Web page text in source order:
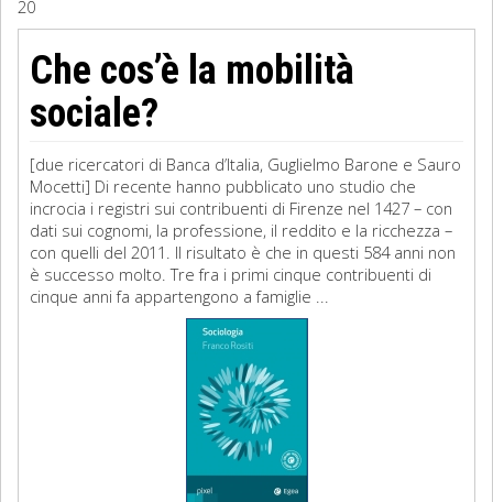
Filosofia
Matematica
Diritto
20
Che cos’è la mobilità
sociale?
[due ricercatori di Banca d’Italia, Guglielmo Barone e Sauro
Mocetti] Di recente hanno pubblicato uno studio che
incrocia i registri sui contribuenti di Firenze nel 1427 – con
dati sui cognomi, la professione, il reddito e la ricchezza –
con quelli del 2011. Il risultato è che in questi 584 anni non
è successo molto. Tre fra i primi cinque contribuenti di
cinque anni fa appartengono a famiglie ...